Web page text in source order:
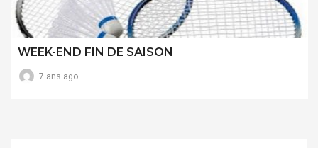
WEEK-END FIN DE SAISON
7 ans ago